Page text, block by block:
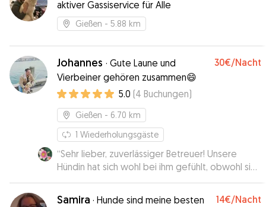
aktiver Gassiservice für Alle
Gießen - 5.88 km
Johannes · Gute Laune und
Vierbeiner gehören zusammen😄
30€/Nacht
5.0 (4 Buchungen)
Gießen - 6.70 km
1 Wiederholungsgäste
“Sehr lieber, zuverlässiger Betreuer! Unsere
Hündin hat sich wohl bei ihm gefühlt, obwohl sie
ängstlich von der Natur ist. Wir würden jederzeit
unsere Hündin Mila bei ihm lassen!
Samira · Hunde sind meine besten
14€/Nacht